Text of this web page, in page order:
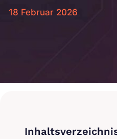
18 Februar 2026